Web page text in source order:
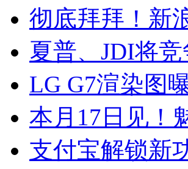
彻底拜拜！新
夏普、JDI将
LG G7渲染图
本月17日见！
支付宝解锁新